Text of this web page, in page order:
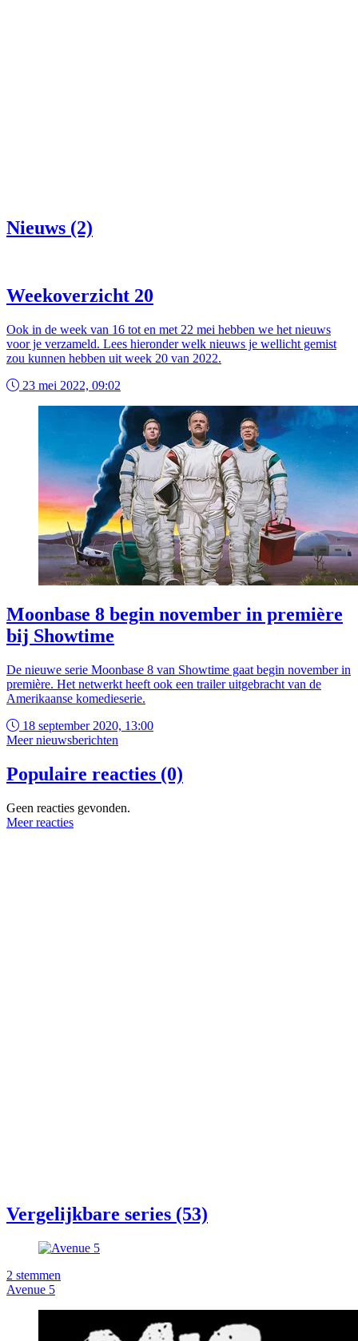
Nieuws (2)
Weekoverzicht 20
Ook in de week van 16 tot en met 22 mei hebben we het nieuws
voor je verzameld. Lees hieronder welk nieuws je wellicht gemist
zou kunnen hebben uit week 20 van 2022.
23 mei 2022, 09:02
Moonbase 8 begin november in première
bij Showtime
De nieuwe serie Moonbase 8 van Showtime gaat begin november in
première. Het netwerkt heeft ook een trailer uitgebracht van de
Amerikaanse komedieserie.
18 september 2020, 13:00
Meer nieuwsberichten
Populaire reacties (0)
Geen reacties gevonden.
Meer reacties
Vergelijkbare series (53)
2 stemmen
Avenue 5